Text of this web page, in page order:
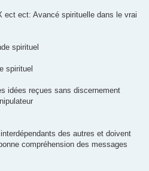
ect ect: Avancé spirituelle dans le vrai
spirituel
spirituel
idées reçues sans discernement
des autres et doivent
compréhension des messages